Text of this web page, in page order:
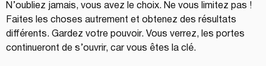
N’oubliez jamais, vous avez le choix. Ne vous limitez pas !
Faites les choses autrement et obtenez des résultats
différents. Gardez votre pouvoir. Vous verrez, les portes
continueront de s’ouvrir, car vous êtes la clé.